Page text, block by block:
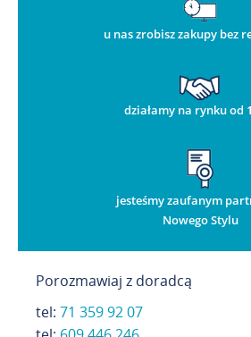
u nas zrobisz zakupy bez
działamy na rynku od
jesteśmy zaufanym
Nowego Stylu
Porozmawiaj z doradcą
tel: 71 359 92 07